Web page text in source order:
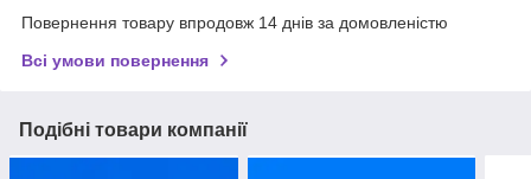
Повернення товару впродовж 14 днів за домовленістю
Всі умови повернення
Подібні товари компанії